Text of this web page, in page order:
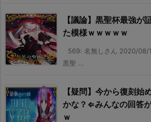
【議論】黒聖杯最強が
た模様ｗｗｗｗｗ
569: 名無しさん 2020/08/
黒聖 ...
【疑問】今から復刻始
かな？⇐みんなの回答
ｗ